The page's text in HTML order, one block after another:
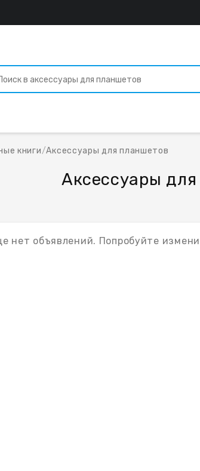
книги/Аксессуары для планшетов
Аксессуары
нет объявлений. Попробуйте